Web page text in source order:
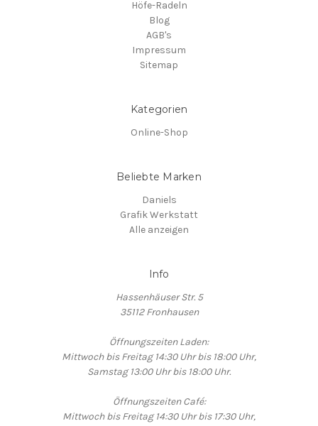
Höfe-Radeln
Blog
AGB's
Impressum
Sitemap
Kategorien
Online-Shop
Beliebte Marken
Daniels
Grafik Werkstatt
Alle anzeigen
Info
Hassenhäuser Str. 5
35112 Fronhausen
Öffnungszeiten Laden:
Mittwoch bis Freitag 14:30 Uhr bis 18:00 Uhr,
Samstag 13:00 Uhr bis 18:00 Uhr.
Öffnungszeiten Café:
Mittwoch bis Freitag 14:30 Uhr bis 17:30 Uhr,